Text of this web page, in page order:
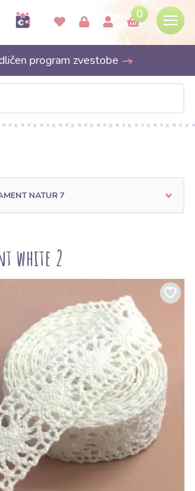
0
program zvestobe
NATUR 7
white 2